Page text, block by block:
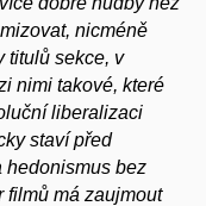
nicméně
titulů sekce, v
nimi takové, které
liberalizaci
staví před
hedonismus bez
filmů má zaujmout